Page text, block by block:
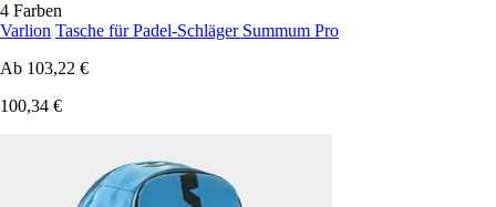
4 Farben
Varlion Tasche für Padel-Schläger Summum Pro
Ab 103,22 €
100,34 €